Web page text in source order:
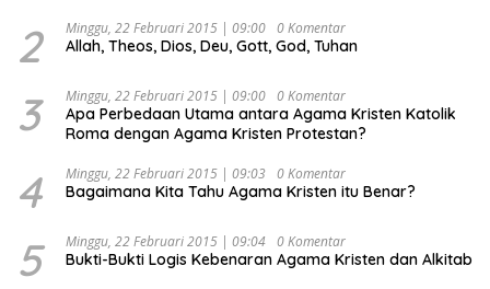
2 Minggu, 22 Februari 2015 | 09:00 0 Komentar
Allah, Theos, Dios, Deu, Gott, God, Tuhan
3 Minggu, 22 Februari 2015 | 09:00 0 Komentar
Apa Perbedaan Utama antara Agama Kristen Katolik
Roma dengan Agama Kristen Protestan?
4 Minggu, 22 Februari 2015 | 09:03 0 Komentar
Bagaimana Kita Tahu Agama Kristen itu Benar?
5 Minggu, 22 Februari 2015 | 09:04 0 Komentar
Bukti-Bukti Logis Kebenaran Agama Kristen dan Alkitab